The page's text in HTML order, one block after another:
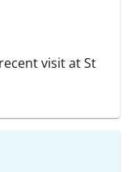
visit at St